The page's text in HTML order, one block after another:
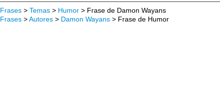
Frases > Temas > Humor > Frase de Damon Wayans
Frases >Autores > Damon Wayans > Frase de Humor